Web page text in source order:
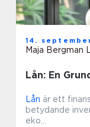
Lån: En
14.
Maja Bergman
Lån är ett
betydande
eko...